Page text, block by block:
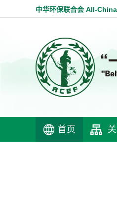
中华环保联合会 All-
首页